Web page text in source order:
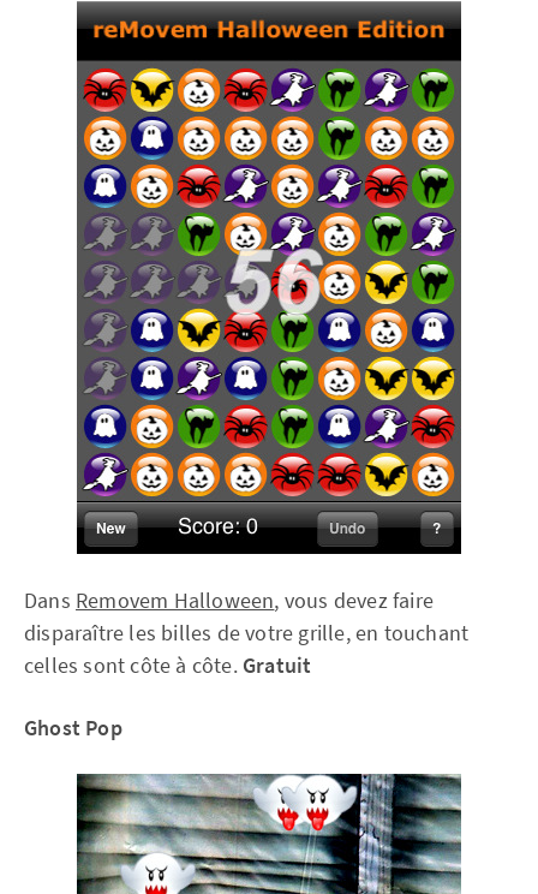
Dans Removem Halloween, vous devez faire
disparaître les billes de votre grille, en touchant
celles sont côte à côte. Gratuit
Ghost Pop